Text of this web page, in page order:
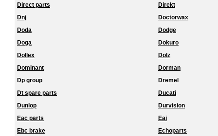
Direct parts
Direkt
Dnj
Doctorwax
Doda
Dodge
Doga
Dokuro
Dollex
Dolz
Dominant
Dorman
Dp group
Dremel
Dt spare parts
Ducati
Dunlop
Durvision
Eac parts
Eai
Ebc brake
Echoparts